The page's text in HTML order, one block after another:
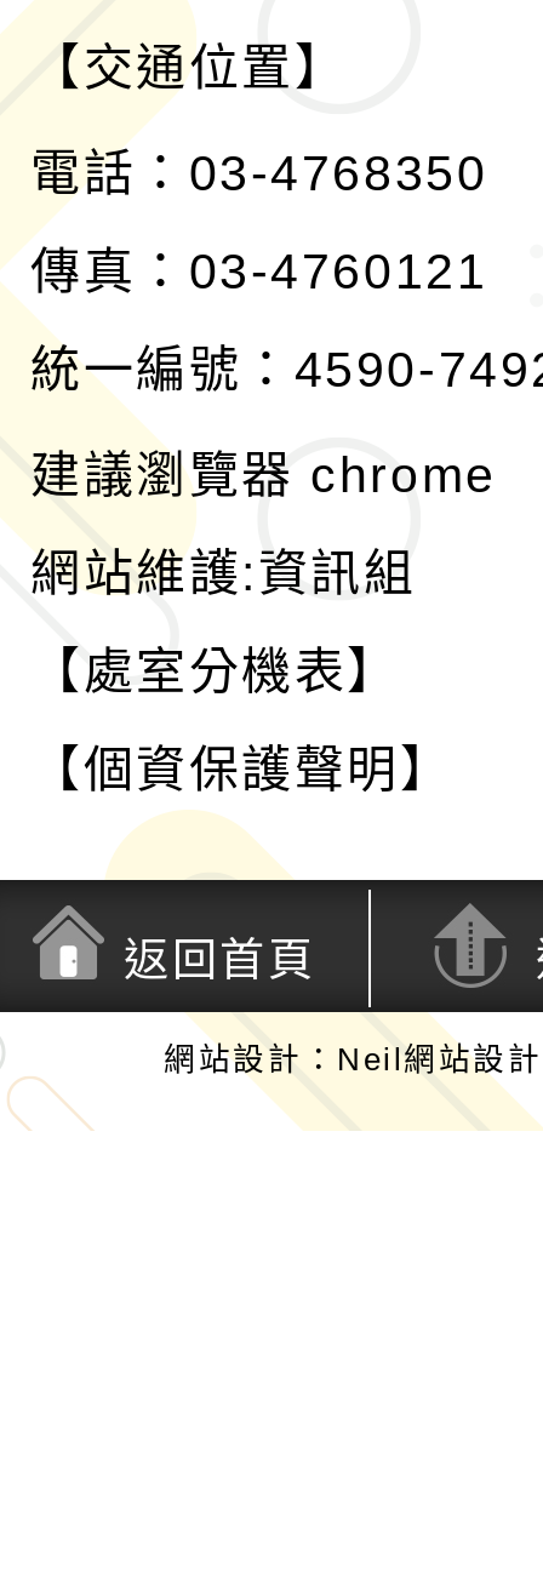
【交通位置】
電話：03-4768350
傳真：03-4760121
統一編號：4590-
建議瀏覽器 chrome
網站維護:資訊組
【處室分機表】
【個資保護聲明】
返回首頁
網站設計：Neil網站設